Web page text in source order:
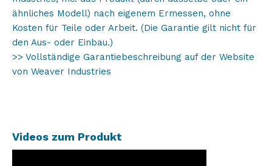
ähnliches Modell) nach eigenem Ermessen, ohne
Kosten für Teile oder Arbeit. (Die Garantie gilt nicht für
den Aus- oder Einbau.)
>> Vollständige Garantiebeschreibung auf der Website
von Weaver Industries
Videos zum Produkt